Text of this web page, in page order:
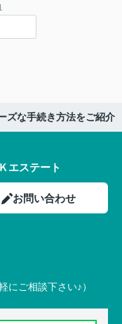
ズな手続き方法をご紹介
エステート
お問い合わせ
にご相談下さい♪）